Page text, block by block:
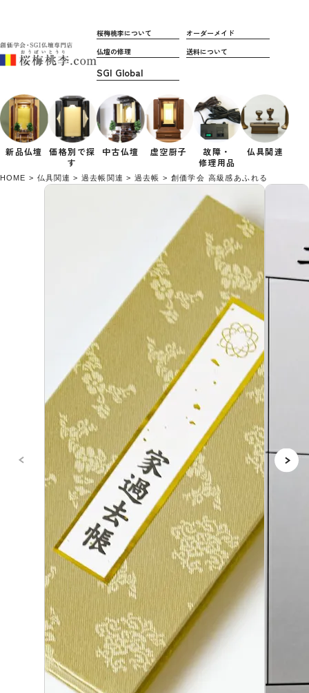
桜梅桃李について
オーダーメイド
仏壇の修理
送料について
新品仏壇 価格別で探
す
中古仏壇 虚空厨子
故障・
修理用品
仏具関連
HOME 仏具関連 過去帳関連 過去帳 創価学会 高級感あふれる 過去帳 小